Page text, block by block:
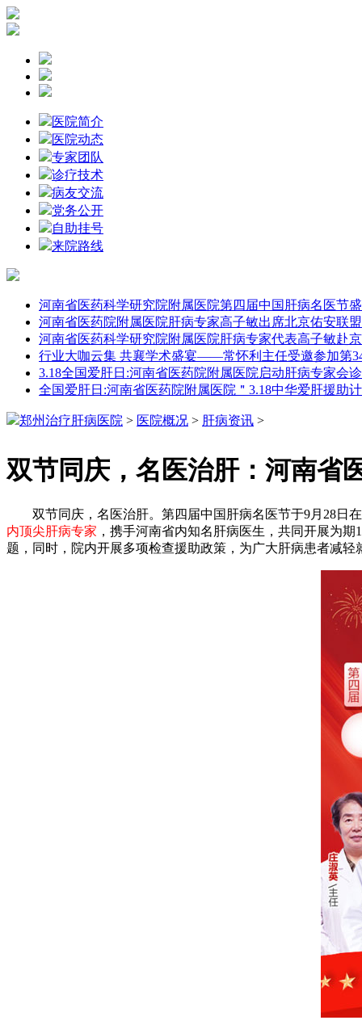
医院简介
医院动态
专家团队
诊疗技术
病友交流
党务公开
自助挂号
来院路线
河南省医药科学研究院附属医院第四届中国肝病名医节
河南省医药院附属医院肝病专家高子敏出席北京佑安联
河南省医药科学研究院附属医院肝病专家代表高子敏赴
行业大咖云集 共襄学术盛宴——常怀利主任受邀参加第
3.18全国爱肝日:河南省医药院附属医院启动肝病专家会
全国爱肝日:河南省医药院附属医院＂3.18中华爱肝援助
郑州治疗肝病医院 > 医院概况 > 肝病资讯 >
双节同庆，名医治肝：河南省
双节同庆，名医治肝。第四届中国肝病名医节于9月28日
内顶尖肝病专家 ，携手河南省内知名肝病医生，共同开展为期
题，同时，院内开展多项检查援助政策，为广大肝病患者减轻